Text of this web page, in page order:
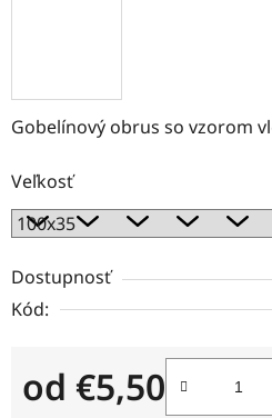
Gobelínový obrus so vzorom
Veľkosť
Dostupnosť
Kód:
od €5,50